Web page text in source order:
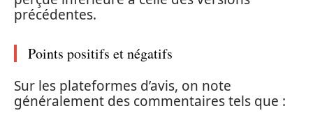
précédentes.
Points positifs et négatifs
Sur les plateformes d’avis, on note
généralement des commentaires tels que :